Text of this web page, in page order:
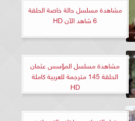
مشاهدة مسلسل حالة خاصة الحلقة
6 شاهد الآن HD
مشاهدة مسلسل المؤسس عثمان
الحلقة 145 مترجمة للعربية كاملة
HD